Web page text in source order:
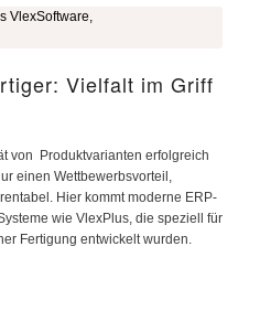
Vielfalt im Griff
von Produktvarianten erfolgreich
einen Wettbewerbsvorteil,
Hier kommt moderne ERP-
wie VlexPlus, die speziell für
Fertigung entwickelt wurden.